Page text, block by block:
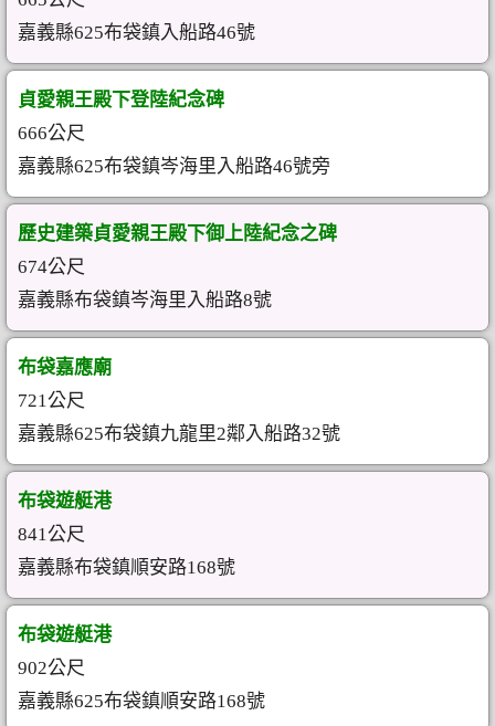
嘉義縣625布袋鎮入船路46號
貞愛親王殿下登陸紀念碑
666公尺
嘉義縣625布袋鎮岑海里入船路46號旁
歷史建築貞愛親王殿下御上陸紀念之碑
674公尺
嘉義縣布袋鎮岑海里入船路8號
布袋嘉應廟
721公尺
嘉義縣625布袋鎮九龍里2鄰入船路32號
布袋遊艇港
841公尺
嘉義縣布袋鎮順安路168號
布袋遊艇港
902公尺
嘉義縣625布袋鎮順安路168號